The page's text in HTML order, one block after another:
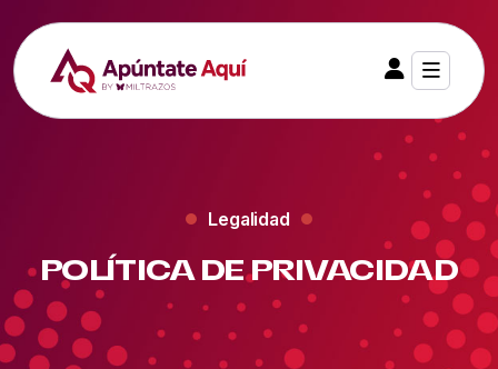
Legalidad
POLÍTICA DE PRIVACIDAD